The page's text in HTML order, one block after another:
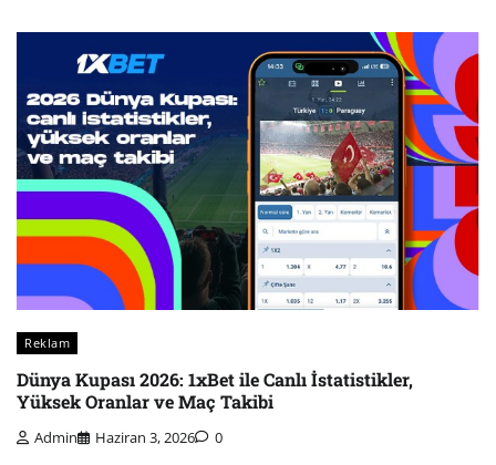
Reklam
Dünya Kupası 2026: 1xBet ile Canlı İstatistikler,
Yüksek Oranlar ve Maç Takibi
Admin Haziran 3, 2026 0